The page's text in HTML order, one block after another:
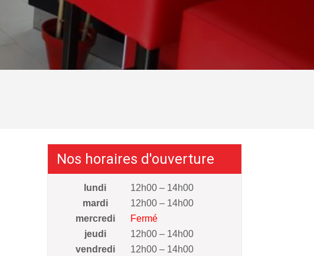
Nos horaires d'ouverture
lundi
12h00 – 14h00
mardi
12h00 – 14h00
mercredi
Fermé
jeudi
12h00 – 14h00
vendredi
12h00 – 14h00